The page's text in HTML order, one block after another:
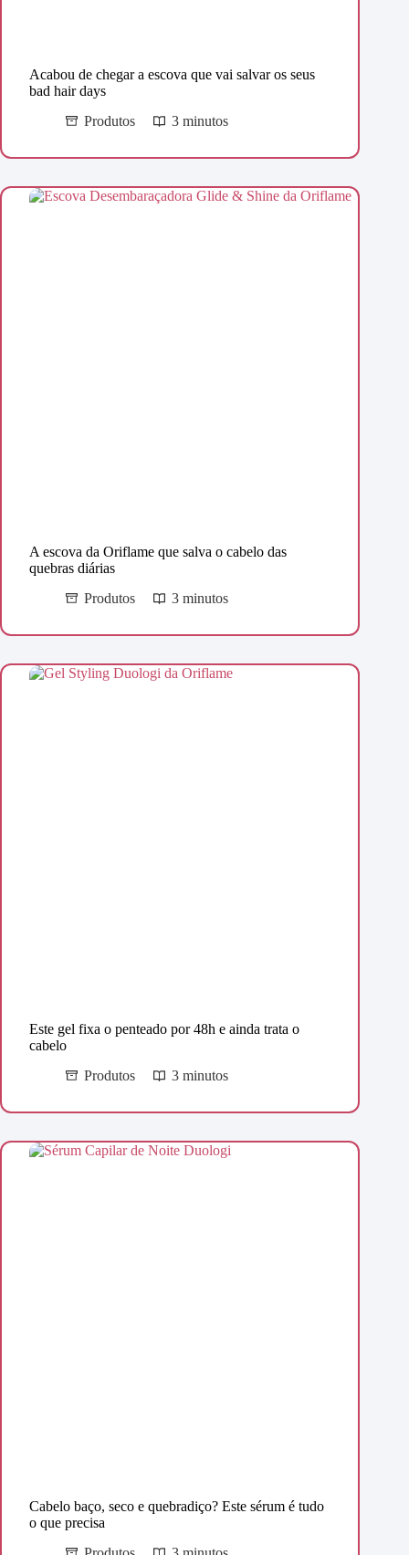
Acabou de chegar a escova que vai salvar os seus
bad hair days
Produtos
3 minutos
A escova da Oriflame que salva o cabelo das
quebras diárias
Produtos
3 minutos
Este gel fixa o penteado por 48h e ainda trata o
cabelo
Produtos
3 minutos
Cabelo baço, seco e quebradiço? Este sérum é tudo
o que precisa